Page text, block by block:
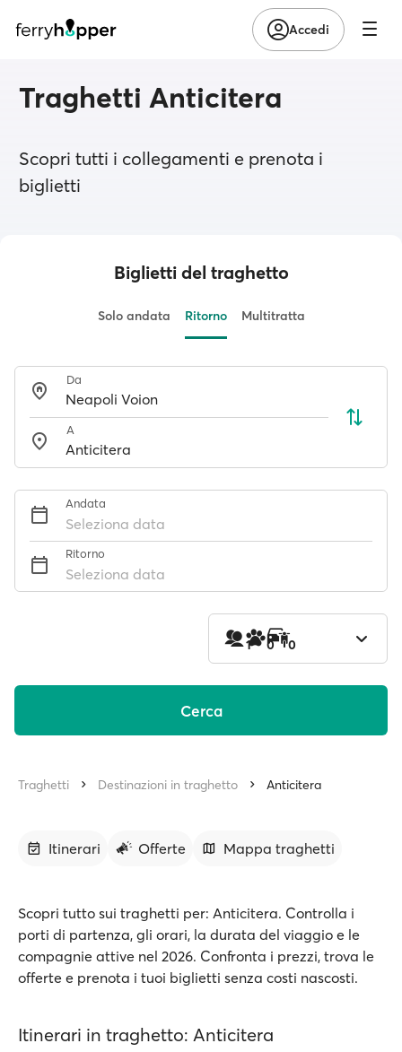
Accedi
Traghetti Anticitera
Scopri tutti i collegamenti e prenota i
biglietti
Biglietti del traghetto
Solo andata Ritorno Multitratta
Da
A
Andata
Seleziona data
Ritorno
Seleziona data
1 0 0
Cerca
Traghetti Destinazioni in traghetto Anticitera
Itinerari Offerte Mappa traghetti
Scopri tutto sui traghetti per: Anticitera. Controlla i
porti di partenza, gli orari, la durata del viaggio e le
compagnie attive nel 2026. Confronta i prezzi, trova le
offerte e prenota i tuoi biglietti senza costi nascosti.
Itinerari in traghetto: Anticitera